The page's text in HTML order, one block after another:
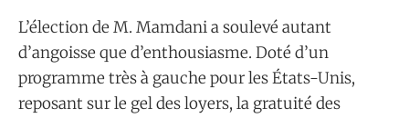
L’élection de M. Mamdani a soulevé autant
d’angoisse que d’enthousiasme. Doté d’un
programme très à gauche pour les États-Unis,
reposant sur le gel des loyers, la gratuité des